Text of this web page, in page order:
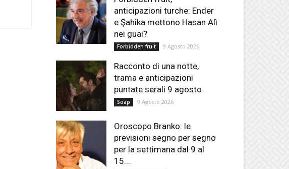
anticipazioni turche: Ender
e Şahika mettono Hasan Alì
nei guai?
Forbidden fruit 9 Agosto 2026
Racconto di una notte,
trama e anticipazioni
puntate serali 9 agosto
Soap 9 Agosto 2026
Oroscopo Branko: le
previsioni segno per segno
per la settimana dal 9 al
15...